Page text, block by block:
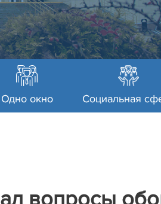
Одно окно Социальная